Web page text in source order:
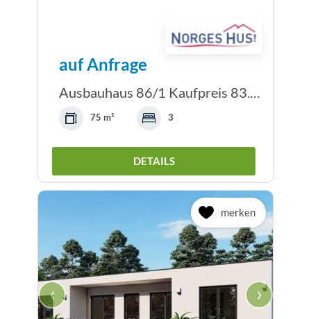
auf Anfrage
75 m² 3
DETAILS
merken
‹ ›